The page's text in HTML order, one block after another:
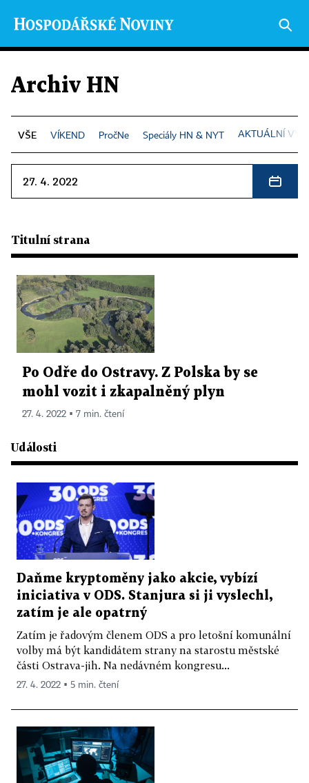
Archiv HN
VÍKEND PročNe Speciály HN & NYT AKTUÁLNÍ
27. 4. 2022
Titulní strana
Po Odře do Ostravy. Z Polska by se
mohl vozit i zkapalněný plyn
27. 4. 2022 ▪ 7 min. čtení
Události
Daňme kryptoměny jako akcie, vybízí
iniciativa v ODS. Stanjura si ji vyslechl,
zatím je ale opatrný
Zatím je řadovým členem ODS a pro letošní komunální
volby má být kandidátem strany na starostu městské
části Ostrava-jih. Na nedávném kongresu...
27. 4. 2022 ▪ 5 min. čtení